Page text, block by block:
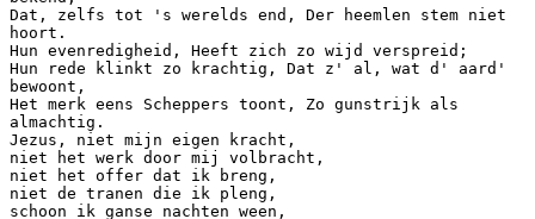
Dat, zelfs tot 's werelds end, Der heemlen stem niet
hoort.
Hun evenredigheid, Heeft zich zo wijd verspreid;
Hun rede klinkt zo krachtig, Dat z' al, wat d' aard'
bewoont,
Het merk eens Scheppers toont, Zo gunstrijk als
almachtig.
Jezus, niet mijn eigen kracht,
niet het werk door mij volbracht,
niet het offer dat ik breng,
niet de tranen die ik pleng,
schoon ik ganse nachten ween,